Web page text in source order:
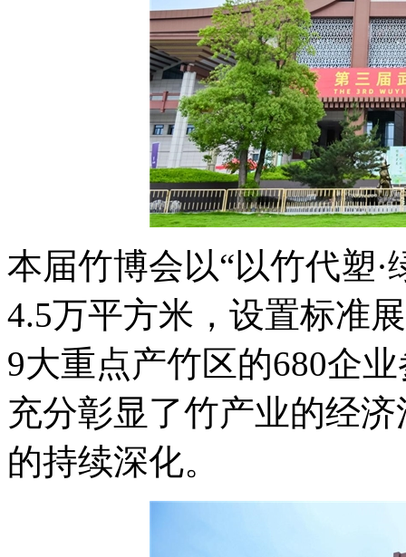
本届竹博会以“以竹代塑
4.5万平方米，设置标准
9大重点产竹区的680企
充分彰显了竹产业的经
的持续深化。